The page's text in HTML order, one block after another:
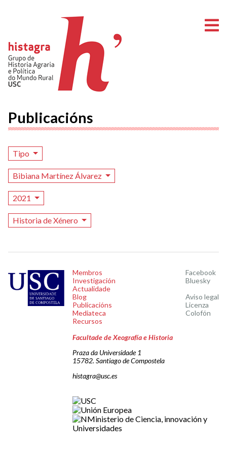
Publicacións
Tipo
Bibiana Martínez Álvarez
2021
Historia de Xénero
Membros
Investigación
Actualidade
Blog
Publicacións
Mediateca
Recursos
Facebook
Bluesky
Aviso legal
Licenza
Colofón
Facultade de Xeografía e Historia
Praza da Universidade 1
15782. Santiago de Compostela
histagra@usc.es